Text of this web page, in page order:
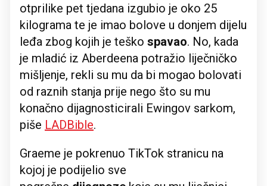
otprilike pet tjedana izgubio je oko 25
kilograma te je imao bolove u donjem dijelu
leđa zbog kojih je teško spavao. No, kada
je mladić iz Aberdeena potražio liječničko
mišljenje, rekli su mu da bi mogao bolovati
od raznih stanja prije nego što su mu
konačno dijagnosticirali Ewingov sarkom,
piše LADBible.
Graeme je pokrenuo TikTok stranicu na
kojoj je podijelio sve